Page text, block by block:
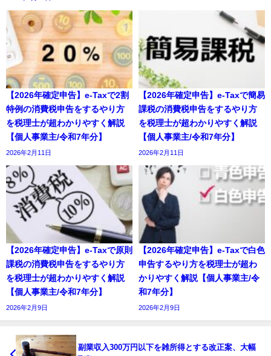
【2026年確定申告】e-Taxで2割
特例の消費税申告をするやり方
を税理士が超わかりやすく解説
【個人事業主/令和7年分】
2026年2月11日
【2026年確定申告】e-Taxで簡易
課税の消費税申告をするやり方
を税理士が超わかりやすく解説
【個人事業主/令和7年分】
2026年2月11日
【2026年確定申告】e-Taxで原則
課税の消費税申告をするやり方
を税理士が超わかりやすく解説
【個人事業主/令和7年分】
2026年2月9日
【2026年確定申告】e-Taxで白色
申告するやり方を税理士が超わ
かりやすく解説【個人事業主/令
和7年分】
2026年2月9日
副業収入300万円以下を雑所得とする改正案、大幅